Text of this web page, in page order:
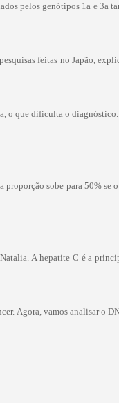
pelos genótipos 1a e 3a
feitas no Japão,
o que dificulta o diagnóstico.
proporção sobe para 50%
A hepatite C é a
Agora, vamos analisar o